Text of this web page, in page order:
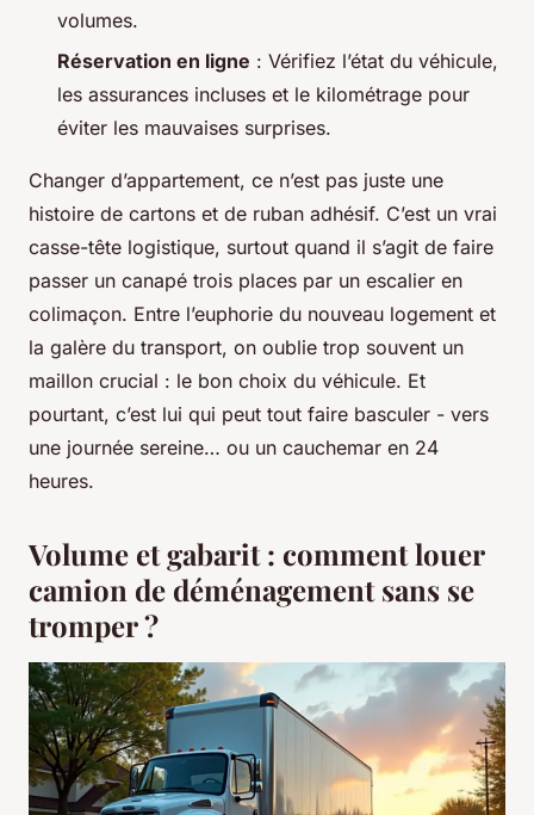
volumes.
Réservation en ligne : Vérifiez l’état du véhicule,
les assurances incluses et le kilométrage pour
éviter les mauvaises surprises.
Changer d’appartement, ce n’est pas juste une
histoire de cartons et de ruban adhésif. C’est un vrai
casse-tête logistique, surtout quand il s’agit de faire
passer un canapé trois places par un escalier en
colimaçon. Entre l’euphorie du nouveau logement et
la galère du transport, on oublie trop souvent un
maillon crucial : le bon choix du véhicule. Et
pourtant, c’est lui qui peut tout faire basculer - vers
une journée sereine… ou un cauchemar en 24
heures.
Volume et gabarit : comment louer
camion de déménagement sans se
tromper ?